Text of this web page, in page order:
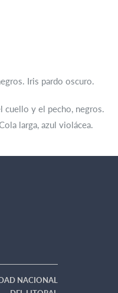
Iris pardo oscuro.
cuello y el pecho, negros.
larga, azul violácea.
NACIONAL